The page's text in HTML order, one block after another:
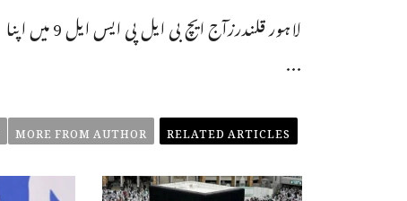
لاہور قلندرزآج ایچ بی ایل پی ایس ایل 9 میں اپنا
...
RELATED ARTICLES
MORE FROM AUTHOR